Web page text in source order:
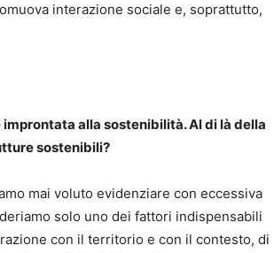
interazione sociale e, soprattutto,
alla sostenibilità. Al di là della
sostenibili?
mai voluto evidenziare con eccessiva
solo uno dei fattori indispensabili
con il territorio e con il contesto, di